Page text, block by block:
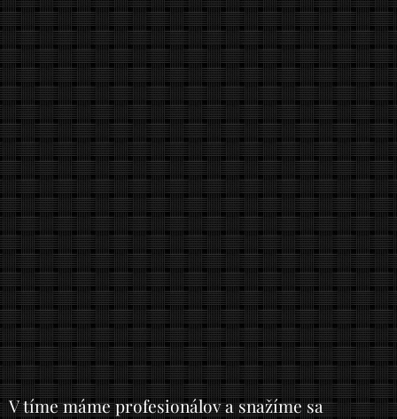
V tíme máme profesionálov a snažíme sa